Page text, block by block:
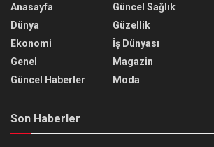
Anasayfa
Dünya
Ekonomi
Genel
Güncel Haberler
Güncel Sağlık
Güzellik
İş Dünyası
Magazin
Moda
Son Haberler